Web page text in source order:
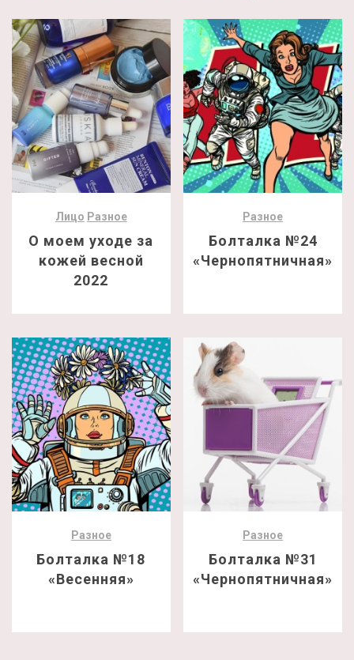
Лицо Разное
О моем уходе за
кожей весной
2022
Разное
Болталка №24
«Чернопятничная»
Разное
Болталка №18
«Весенняя»
Разное
Болталка №31
«Чернопятничная»